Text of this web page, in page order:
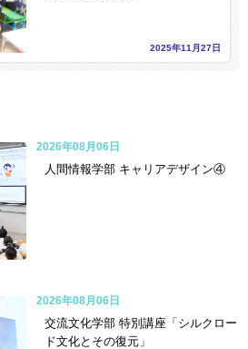
2025年11月27日
人間情報学部 キャリアデザイン④
2026年08月06日
交流文化学部 特別講座「シルクロー
ド文化とその復元」
2026年08月06日